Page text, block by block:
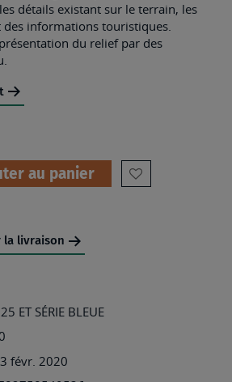
détails existant sur le terrain, les
des informations touristiques.
du relief par des
au panier
AJOUTER
la livraison
ET SÉRIE BLEUE
3 févr. 2020